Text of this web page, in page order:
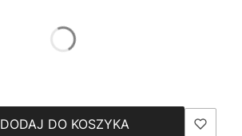
DODAJ DO KOSZYKA